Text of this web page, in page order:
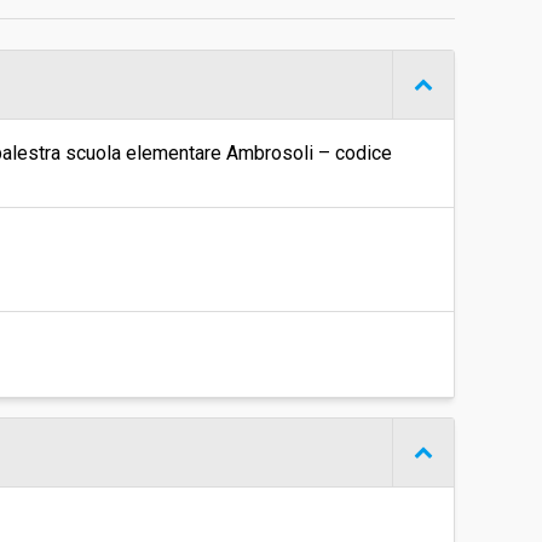
€ 15.413,00
scuola elementare Ambrosoli – codice